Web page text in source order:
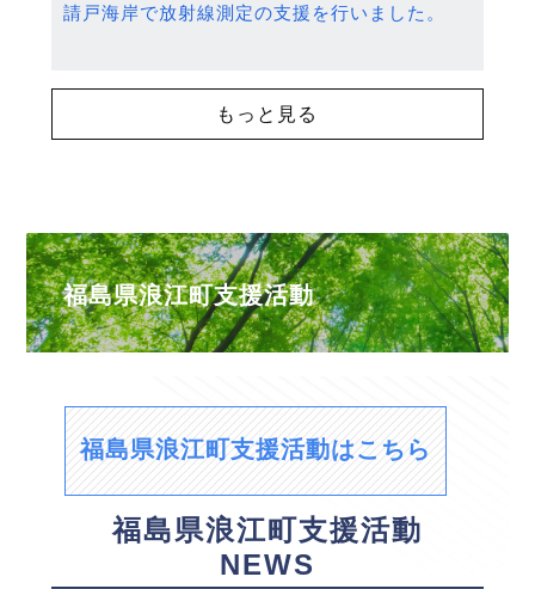
請戸海岸で放射線測定の支援を行いました。
もっと見る
福島県浪江町支援活動
福島県浪江町支援活動はこちら
福島県浪江町支援活動
NEWS